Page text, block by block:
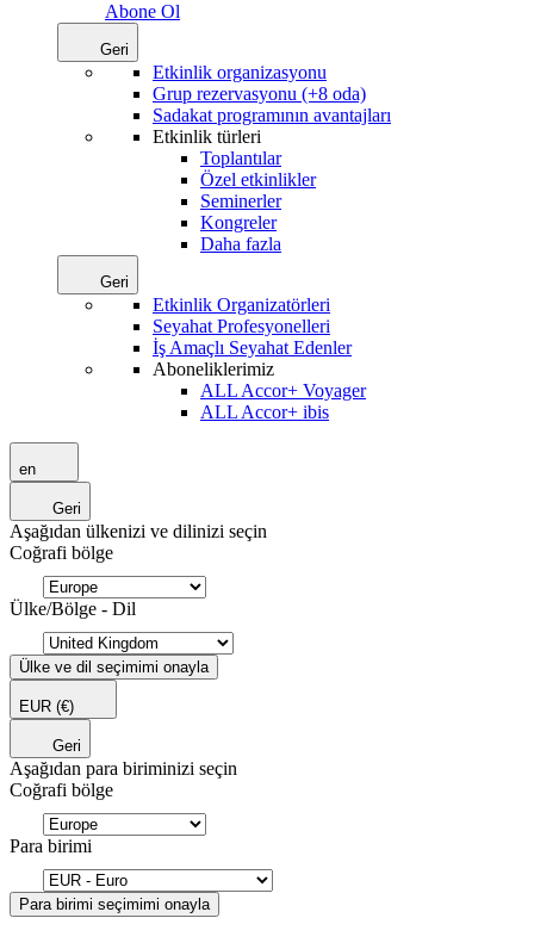
Abone Ol
Geri
Etkinlik organizasyonu
Grup rezervasyonu (+8 oda)
Sadakat programının avantajları
Etkinlik türleri
Toplantılar
Özel etkinlikler
Seminerler
Kongreler
Daha fazla
Geri
Etkinlik Organizatörleri
Seyahat Profesyonelleri
İş Amaçlı Seyahat Edenler
Aboneliklerimiz
ALL Accor+ Voyager
ALL Accor+ ibis
en
Geri
Aşağıdan ülkenizi ve dilinizi seçin
Coğrafi bölge
Ülke/Bölge - Dil
Ülke ve dil seçimimi onayla
EUR (€)
Geri
Aşağıdan para biriminizi seçin
Coğrafi bölge
Para birimi
Para birimi seçimimi onayla